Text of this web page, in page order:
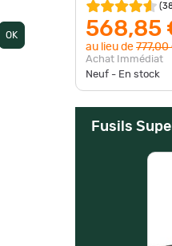
OK
(
568,85
au lieu de 777,00
Achat Immédiat
Neuf - En stock
Fusils